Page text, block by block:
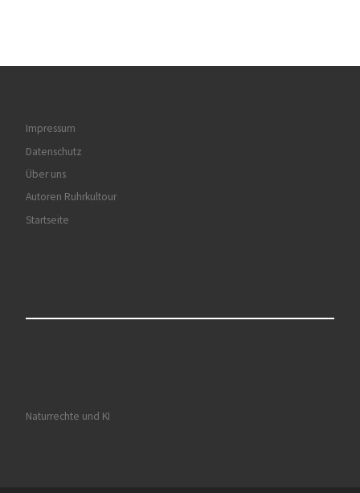
Impressum
Datenschutz
Über uns
Autoren Ruhrkultour
Startseite
Naturrechte und KI